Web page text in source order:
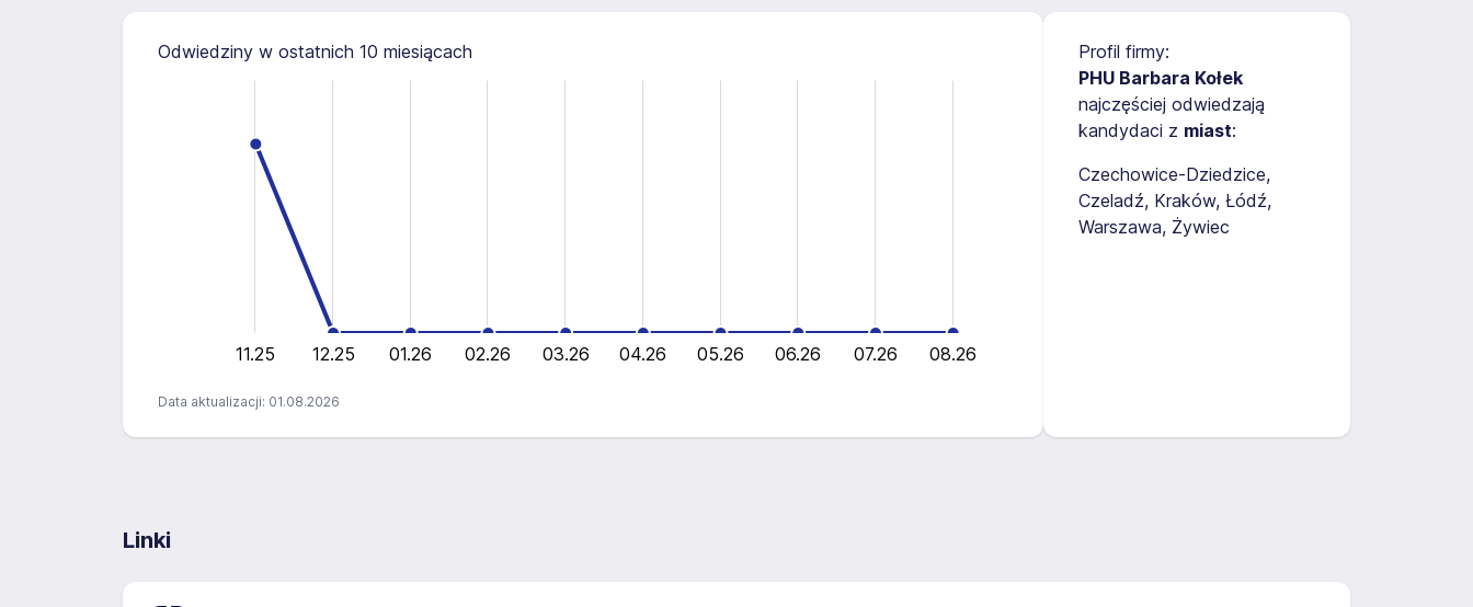
Odwiedziny w ostatnich 10 miesiącach
11.25 12.25 01.26 02.26 03.26 04.26 05.26 06.26 07.26 08.26
Data aktualizacji: 01.08.2026
Profil firmy:
PHU Barbara Kołek
najczęściej odwiedzają
kandydaci z miast:
Czechowice-Dziedzice
Czeladź Kraków Łódź
Warszawa Żywiec
Linki